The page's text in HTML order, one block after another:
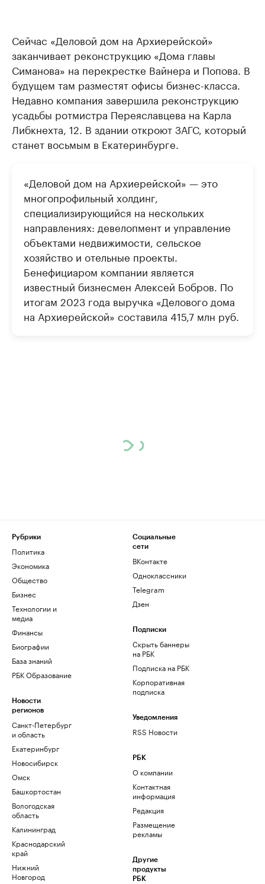
Сейчас «Деловой дом на Архиерейской»
заканчивает реконструкцию «Дома главы
Симанова» на перекрестке Вайнера и Попова. В
будущем там разместят офисы бизнес-класса.
Недавно компания завершила реконструкцию
усадьбы ротмистра Переяславцева на Карла
Либкнехта, 12. В здании откроют ЗАГС, который
станет восьмым в Екатеринбурге.
«Деловой дом на Архиерейской» — это
многопрофильный холдинг,
специализирующийся на нескольких
направлениях: девелопмент и управление
объектами недвижимости, сельское
хозяйство и отельные проекты.
Бенефициаром компании является
известный бизнесмен Алексей Бобров. По
итогам 2023 года выручка «Делового дома
на Архиерейской» составила 415,7 млн руб.
Рубрики
Политика
Экономика
Общество
Бизнес
Технологии и
медиа
Финансы
Биографии
База знаний
РБК Образование
Новости
регионов
Санкт-Петербург
и область
Екатеринбург
Новосибирск
Омск
Башкортостан
Вологодская
область
Калининград
Краснодарский
край
Нижний
Новгород
Социальные
сети
ВКонтакте
Одноклассники
Telegram
Дзен
Подписки
Скрыть баннеры
на РБК
Подписка на РБК
Корпоративная
подписка
Уведомления
RSS Новости
РБК
О компании
Контактная
информация
Редакция
Размещение
рекламы
Другие
продукты
РБК